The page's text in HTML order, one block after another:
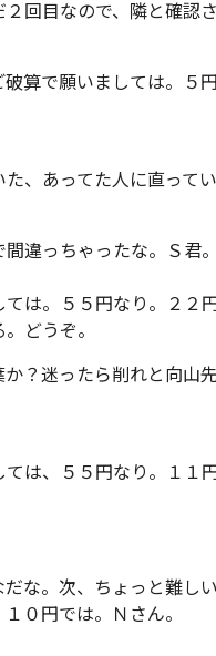
回目なので、隣と確認
算で願いましては。５
、あってた人に直って
違っちゃったな。Ｓ君。
は。５５円なり。２２
どうぞ。
？迷ったら削れと向山
は、５５円なり。１１
な。次、ちょっと難し
０円では。Ｎさん。